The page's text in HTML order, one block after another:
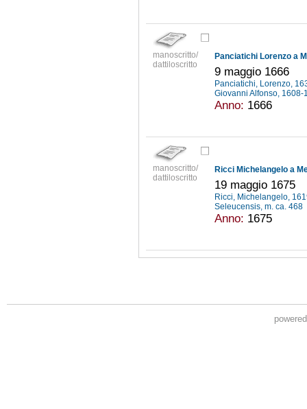
manoscritto/
dattiloscritto
Panciatichi Lorenzo a
9 maggio 1666
Panciatichi, Lorenzo,
Giovanni Alfonso,
Anno: 1666
manoscritto/
dattiloscritto
Ricci Michelangelo a
19 maggio 1675
Ricci, Michelangelo,
Seleucensis, m. ca. 468
Anno: 1675